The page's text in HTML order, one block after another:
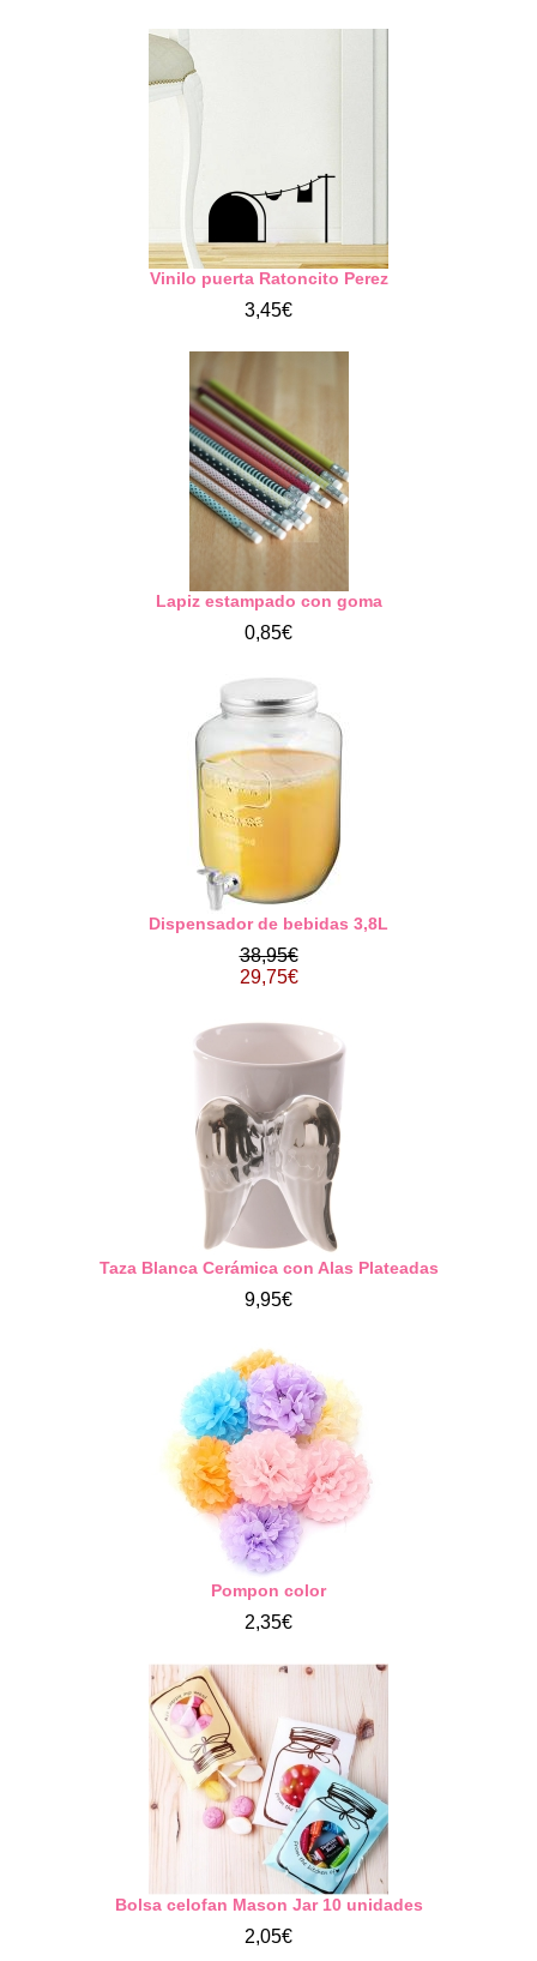
Vinilo puerta Ratoncito Perez
3,45€
Lapiz estampado con goma
0,85€
Dispensador de bebidas 3,8L
38,95€
29,75€
Taza Blanca Cerámica con Alas Plateadas
9,95€
Pompon color
2,35€
Bolsa celofan Mason Jar 10 unidades
2,05€